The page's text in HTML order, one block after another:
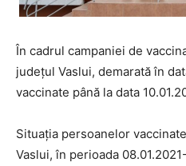
În cadrul campaniei de
judeţul Vaslui, demarată în
vaccinate până la data
Situaţia persoanelor
Vaslui, în perioada